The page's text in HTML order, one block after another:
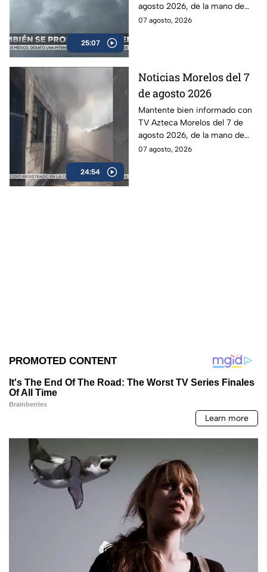
25:07
agosto 2026, de la mano de
Lily Camino.
07 agosto, 2026
24:54
Noticias Morelos del 7
de agosto 2026
Mantente bien informado con
TV Azteca Morelos del 7 de
agosto 2026, de la mano de
Alexis Balbuena.
07 agosto, 2026